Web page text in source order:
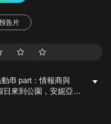
告片
/B part：情報商與
日來到公園，安妮亞心
即慌了手腳。她好不